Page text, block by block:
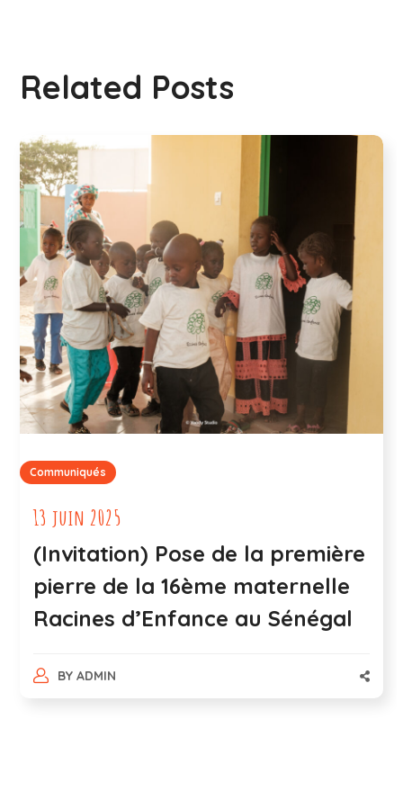
Related Posts
Communiqués
13 juin 2025
(Invitation) Pose de la première
pierre de la 16ème maternelle
Racines d’Enfance au Sénégal
BY ADMIN